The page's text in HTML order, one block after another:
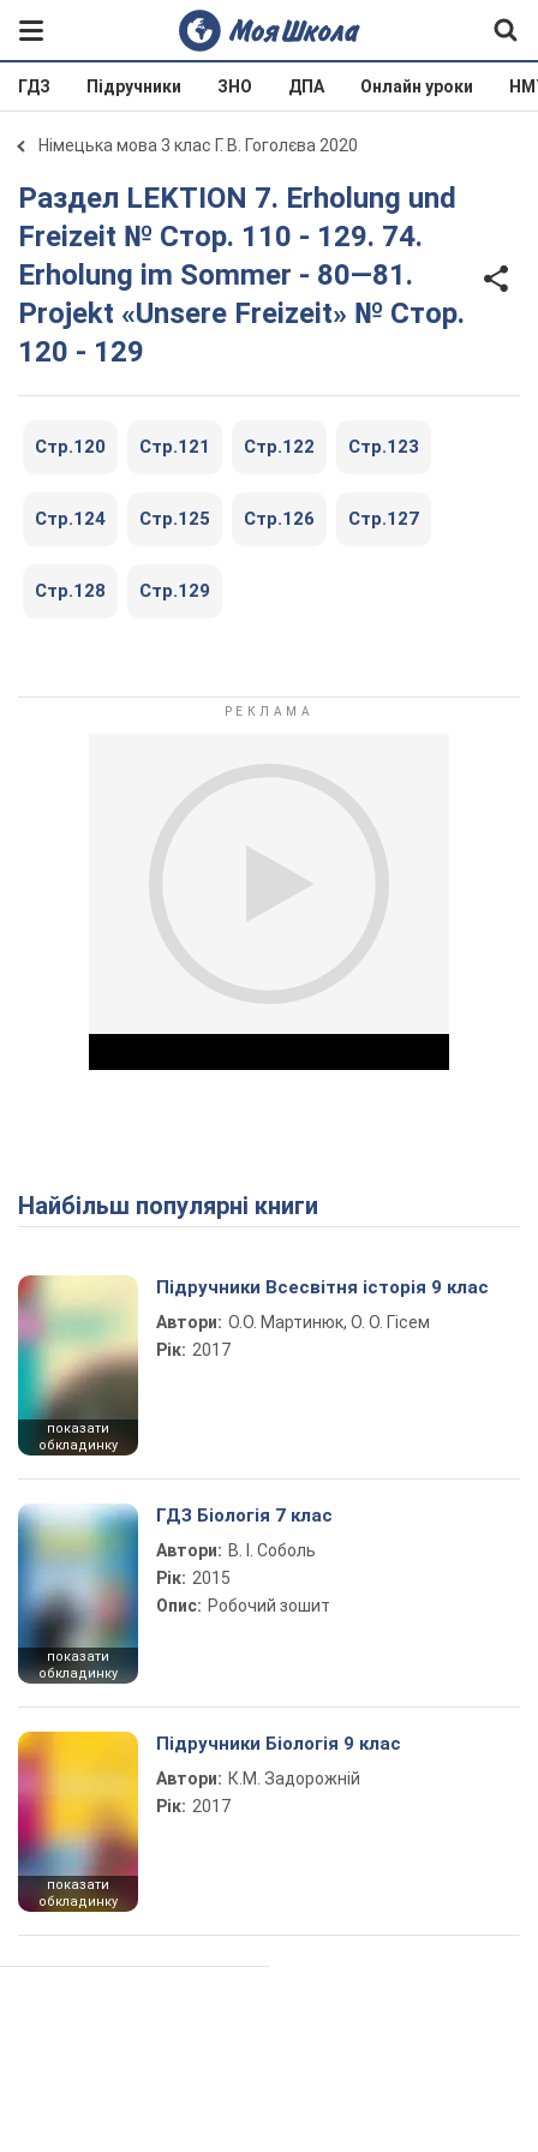
ГДЗ Підручники ЗНО ДПА Онлайн уроки
Німецька мова 3 клас Г. В. Гоголєва 2020
Раздел LEKTION 7. Erholung und
Freizeit № Стор. 110 - 129. 74.
Erholung im Sommer - 80—81.
Projekt «Unsere Freizeit» № Стор.
120 - 129
Стр.120 Стр.121 Стр.122 Стр.123
Стр.124 Стр.125 Стр.126 Стр.127
Стр.128 Стр.129
Play Video
Найбільш популярні книги
показати
обкладинку
Підручники Всесвітня історія 9 клас
Автори: О.О. Мартинюк, О. О. Гісем
Рік: 2017
показати
обкладинку
ГДЗ Біологія 7 клас
Автори: В. І. Соболь
Рік: 2015
Опис: Робочий зошит
показати
обкладинку
Підручники Біологія 9 клас
Автори: К.М. Задорожній
Рік: 2017